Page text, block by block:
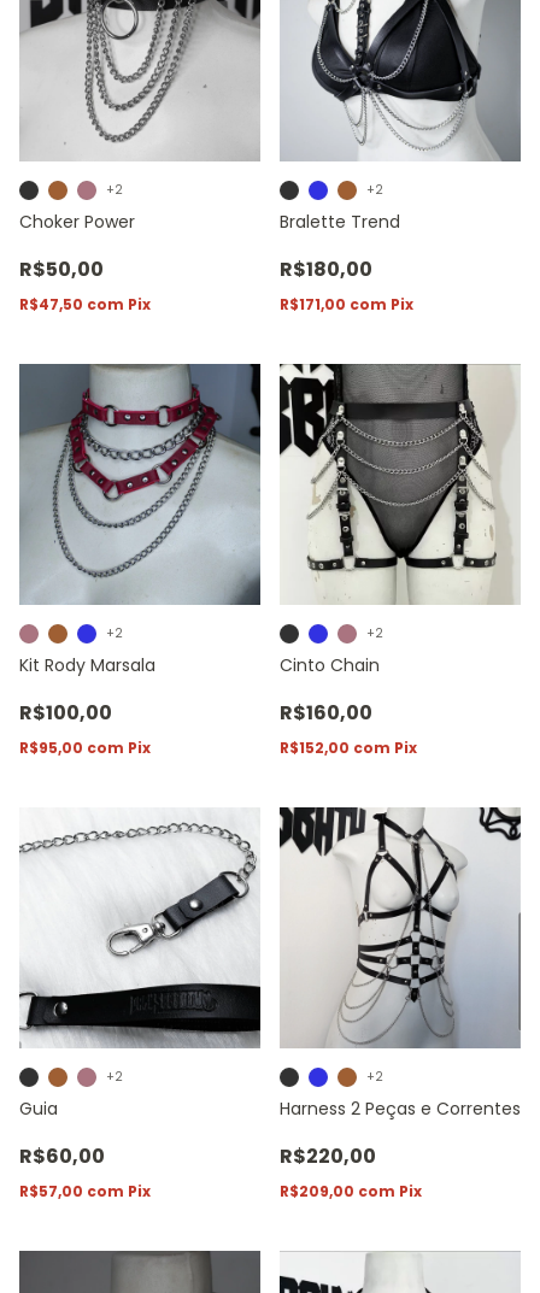
Choker Power
R$50,00
R$47,50 com Pix
+2
Bralette Trend
R$180,00
R$171,00 com Pix
+2
Kit Rody Marsala
R$100,00
R$95,00 com Pix
+2
Cinto Chain
R$160,00
R$152,00 com Pix
+2
Guia
R$60,00
R$57,00 com Pix
+2
Harness 2 Peças e Correntes
R$220,00
R$209,00 com Pix
+2